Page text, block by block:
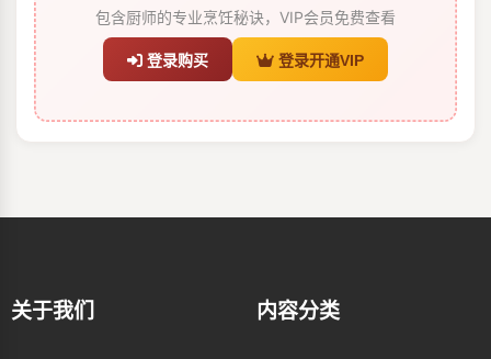
包含厨师的专业烹饪秘诀，VIP会员免费查看
登录购买 登录开通VIP
关于我们 内容分类